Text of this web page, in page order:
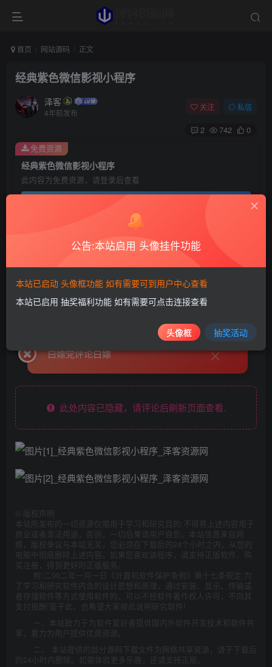
首页 网站源码 正文
经典紫色微信影视小程序
泽客
4年前发布
关注 私信
2 742 0
经典紫色微信影视小程序
此内容为免费资源，请登录后查看
免费资源
搭建步骤：给大家一款紫色影视微信小程序源码，好像
是SG影视的小程序，反正是微擎后端，是一个加密模块，
白嫖党评论白嫖
此处内容已隐藏，请评论后刷新页面查看.
版权声明
本站所发布的一切资源仅限用于学习和研究目的;不得将上述内容用于
商业或者非法用途，否则，一切后果请用户自负。本站信息来自网
络，版权争议与本站无关。您必须在下载后的24个小时之内，从您的
电脑中彻底删除上述内容。如果您喜欢该程序，请支持正版软件，购
买注册，得到更好的正版服务。
附:二00二年一月一日《计算机软件保护条例》第十七条规定:为
了学习和研究软件内含的设计思想和原理，通过安装、显示、传输或
者存储软件等方式使用软件的，可以不经软件著作权人许可，不向其
支付报酬!鉴于此，也希望大家按此说明研究软件!
一、本站致力于为软件爱好者提供国内外软件开发技术和软件共
享，着力为用户提供优资资源。
二、 本站提供的部分源码下载文件为网络共享资源，请于下载后
的24小时内删除。如需体验更多乐趣，还请支持正版。
公告:本站启用 头像挂件功能
本站已启动 头像框功能 如有需要可到用户中心查看
本站已启用 抽奖福利功能 如有需要可点击连接查看
头像框 抽奖活动